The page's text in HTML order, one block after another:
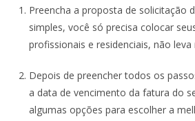
Preencha a proposta de solicitação
simples, você só precisa colocar
profissionais e residenciais, não
Depois de preencher todos os
a data de vencimento da fatura do
algumas opções para escolher a